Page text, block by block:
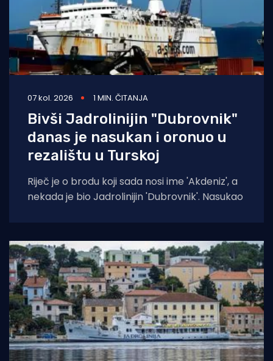
07 kol. 2026 1 MIN. ČITANJA
Bivši Jadrolinijin "Dubrovnik"
danas je nasukan i oronuo u
rezalištu u Turskoj
Riječ je o brodu koji sada nosi ime 'Akdeniz', a
nekada je bio Jadrolinijin 'Dubrovnik'. Nasukao